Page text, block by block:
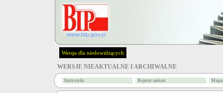
Wersja dla niedowidzących
WERSJE NIEAKTUALNE I ARCHIWALNE
Statystyki Rejestr zmian